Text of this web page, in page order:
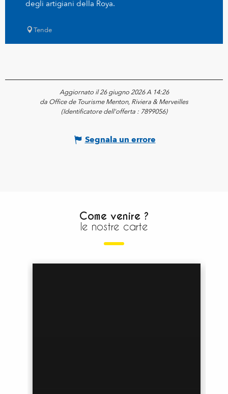
degli artigiani della Roya.
Tende
Aggiornato il 26 giugno 2026 A 14:26
da Office de Tourisme Menton, Riviera & Merveilles
(Identificatore dell'offerta : 7899056)
Segnala un errore
Come venire ?
le nostre carte